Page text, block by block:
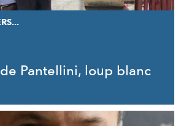
Pantellini, loup blanc